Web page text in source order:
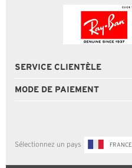
SERVICE CLIENTÈLE
MODE DE PAIEMENT
Sélectionnez un pays FRANCE